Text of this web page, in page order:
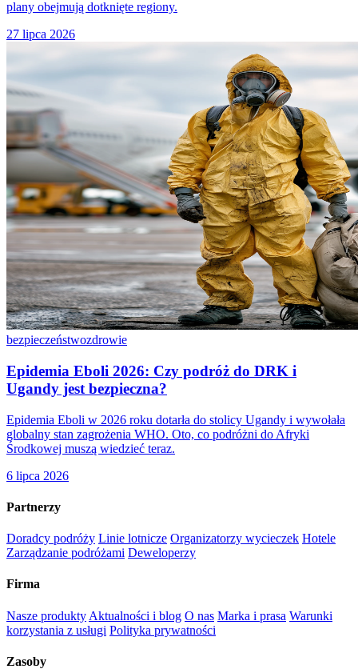
plany obejmują dotknięte regiony.
27 lipca 2026
bezpieczeństwozdrowie
Epidemia Eboli 2026: Czy podróż do DRK i
Ugandy jest bezpieczna?
Epidemia Eboli w 2026 roku dotarła do stolicy Ugandy i wywołała
globalny stan zagrożenia WHO. Oto, co podróżni do Afryki
Środkowej muszą wiedzieć teraz.
6 lipca 2026
Partnerzy
Doradcy podróży Linie lotnicze Organizatorzy wycieczek Hotele
Zarządzanie podróżami Deweloperzy
Firma
Nasze produkty Aktualności i blog O nas Marka i prasa Warunki
korzystania z usługi Polityka prywatności
Zasoby